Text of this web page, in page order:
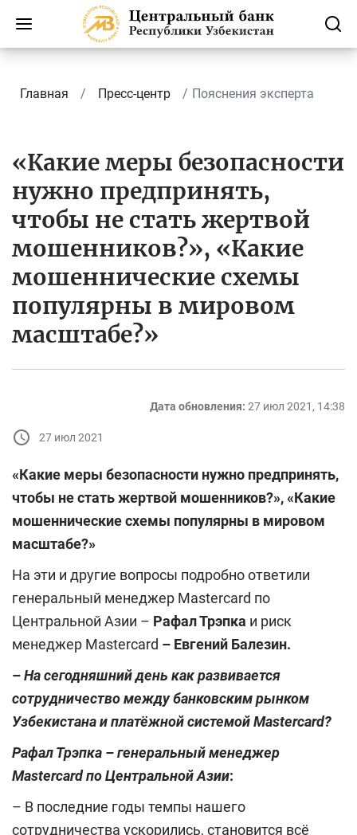
Главная Пресс-центр Пояснения эксперта
«Какие меры безопасности
нужно предпринять,
чтобы не стать жертвой
мошенников?», «Какие
мошеннические схемы
популярны в мировом
масштабе?»
Дата обновления: 27 июл 2021, 14:38
27 июл 2021
«Какие меры безопасности нужно предпринять,
чтобы не стать жертвой мошенников?»,«Какие
мошеннические схемы популярны в мировом
масштабе?»
На эти и другие вопросы подробно ответили
генеральный менеджер Mastercard по
Центральной Азии – Рафал Трэпка и риск
менеджер Mastercard – Евгений Балезин.
–На сегодняшний день как развивается
сотрудничество между банковским рынком
Узбекистана и платёжной системой Mastercard?
Рафал Трэпка – генеральный менеджер
Mastercardпо Центральной Азии:
– В последние годы темпы нашего
сотрудничества ускорились, становится всё